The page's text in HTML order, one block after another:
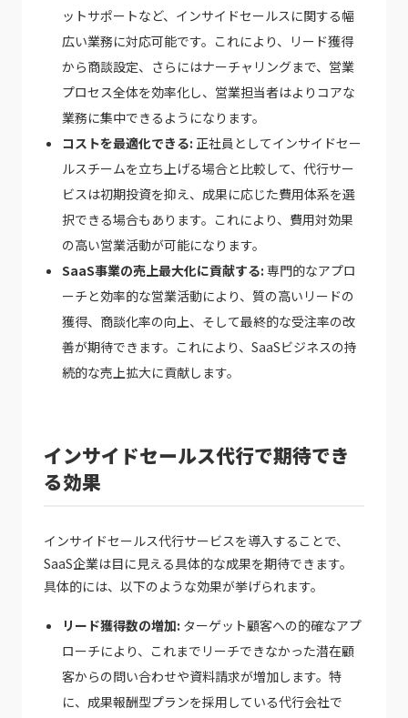
ットサポートなど、インサイドセールスに関する幅
広い業務に対応可能です。これにより、リード獲得
から商談設定、さらにはナーチャリングまで、営業
プロセス全体を効率化し、営業担当者はよりコアな
業務に集中できるようになります。
コストを最適化できる: 正社員としてインサイドセー
ルスチームを立ち上げる場合と比較して、代行サー
ビスは初期投資を抑え、成果に応じた費用体系を選
択できる場合もあります。これにより、費用対効果
の高い営業活動が可能になります。
SaaS事業の売上最大化に貢献する: 専門的なアプロ
ーチと効率的な営業活動により、質の高いリードの
獲得、商談化率の向上、そして最終的な受注率の改
善が期待できます。これにより、SaaSビジネスの持
続的な売上拡大に貢献します。
インサイドセールス代行で期待でき
る効果
インサイドセールス代行サービスを導入することで、
SaaS企業は目に見える具体的な成果を期待できます。
具体的には、以下のような効果が挙げられます。
リード獲得数の増加: ターゲット顧客への的確なアプ
ローチにより、これまでリーチできなかった潜在顧
客からの問い合わせや資料請求が増加します。特
に、成果報酬型プランを採用している代行会社で